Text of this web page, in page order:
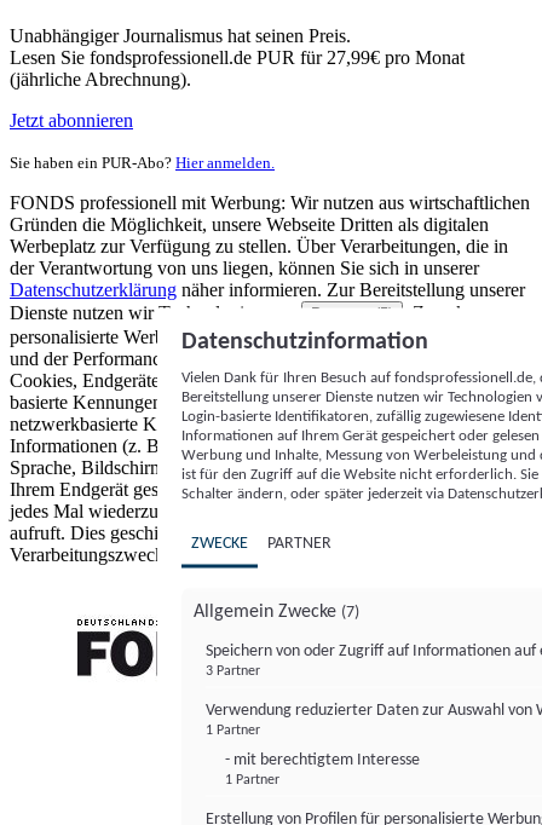
Unabhängiger Journalismus hat seinen Preis.
Lesen Sie fondsprofessionell.de PUR für 27,99€ pro Monat
(jährliche Abrechnung).
Jetzt abonnieren
Sie haben ein PUR-Abo? Hier anmelden.
FONDS professionell mit Werbung: Wir nutzen aus wirtschaftlichen
Gründen die Möglichkeit, unsere Webseite Dritten als digitalen
Werbeplatz zur Verfügung zu stellen. Über Verarbeitungen, die in
der Verantwortung von uns liegen, können Sie sich in unserer
Datenschutzerklärung näher informieren. Zur Bereitstellung unserer
Dienste nutzen wir Technologien von
Partnern (5)
. Zwecke:
personalisierte Werbung und Inhalte, Messung von Werbeleistung
und der Performance von Inhalten sowie Zielgruppenforschung.
Cookies, Endgeräte- oder ähnliche Online-Kennungen (z. B. login-
basierte Kennungen, zufällig generierte Kennungen,
netzwerkbasierte Kennungen) können zusammen mit anderen
Informationen (z. B. Browsertyp und Browserinformationen,
Sprache, Bildschirmgröße, unterstützte Technologien usw.) auf
Ihrem Endgerät gespeichert oder von dort ausgelesen werden, um es
jedes Mal wiederzuerkennen, wenn es eine App oder einer Webseite
aufruft. Dies geschieht für einen oder mehrere der hier aufgeführten
Verarbeitungszwecke.
Datenschutzinformation
Vielen Dank für Ihren Besuch auf
Bereitstellung unserer Dienste nutzen wir Technologien
Login-basierte Identifikatoren, zufällig zugewiesene
Informationen auf Ihrem Gerät gespeichert oder
Werbung und Inhalte, Messung von Werbeleistung
ist für den Zugriff auf die Website nicht erforderlich.
Schalter ändern, oder später jederzeit via
ZWECKE PARTNER
Allgemein Zwecke (7)
Speichern von oder Zugriff auf Informationen auf
3 Partner
Verwendung reduzierter Daten zur Auswahl von
1 Partner
- mit berechtigtem Interesse
1 Partner
Erstellung von Profilen für personalisierte
FONDS professionell